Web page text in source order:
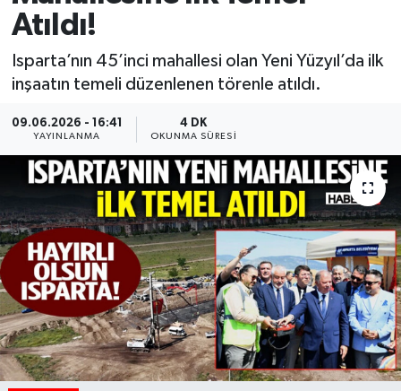
Atıldı!
Isparta’nın 45’inci mahallesi olan Yeni Yüzyıl’da ilk
inşaatın temeli düzenlenen törenle atıldı.
09.06.2026 - 16:41
YAYINLANMA
4 DK
OKUNMA SÜRESI
ASAYİŞ
BİLİM VE TEKNOLOJİ
GENEL
Güncel
HABERDE İNSAN
İlginç
KÜLTÜR SANAT
MAGAZİN
Süper Lig Puan Durumu ve Fikstür
Tüm Manşetler
Haber Arşivi